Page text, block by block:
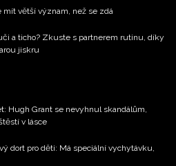
mít větší význam, než se zdá
a ticho? Zkuste s partnerem rutinu, díky
jiskru
Hugh Grant se nevyhnul skandálům,
v lásce
dort pro děti: Má speciální vychytávku,